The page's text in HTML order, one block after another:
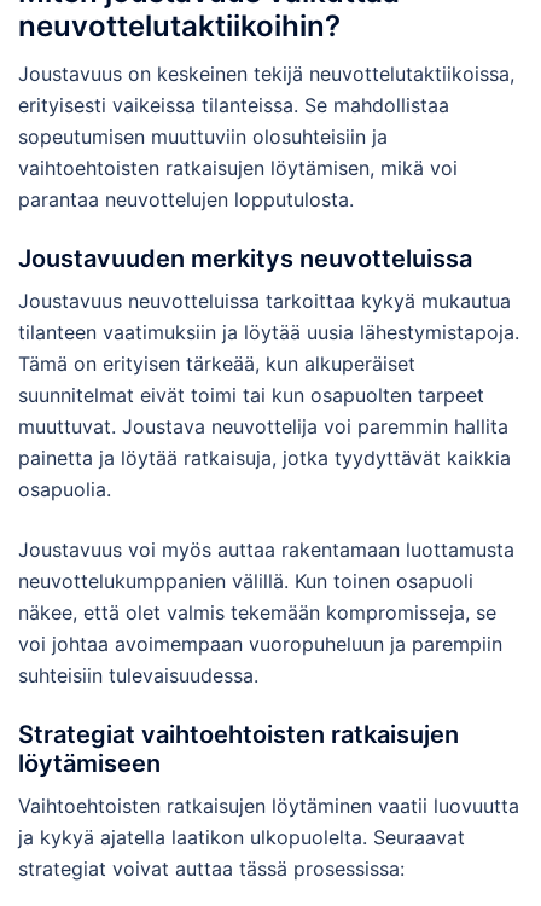
neuvottelutaktiikoihin?
Joustavuus on keskeinen tekijä neuvottelutaktiikoissa,
erityisesti vaikeissa tilanteissa. Se mahdollistaa
sopeutumisen muuttuviin olosuhteisiin ja
vaihtoehtoisten ratkaisujen löytämisen, mikä voi
parantaa neuvottelujen lopputulosta.
Joustavuuden merkitys neuvotteluissa
Joustavuus neuvotteluissa tarkoittaa kykyä mukautua
tilanteen vaatimuksiin ja löytää uusia lähestymistapoja.
Tämä on erityisen tärkeää, kun alkuperäiset
suunnitelmat eivät toimi tai kun osapuolten tarpeet
muuttuvat. Joustava neuvottelija voi paremmin hallita
painetta ja löytää ratkaisuja, jotka tyydyttävät kaikkia
osapuolia.
Joustavuus voi myös auttaa rakentamaan luottamusta
neuvottelukumppanien välillä. Kun toinen osapuoli
näkee, että olet valmis tekemään kompromisseja, se
voi johtaa avoimempaan vuoropuheluun ja parempiin
suhteisiin tulevaisuudessa.
Strategiat vaihtoehtoisten ratkaisujen
löytämiseen
Vaihtoehtoisten ratkaisujen löytäminen vaatii luovuutta
ja kykyä ajatella laatikon ulkopuolelta. Seuraavat
strategiat voivat auttaa tässä prosessissa: